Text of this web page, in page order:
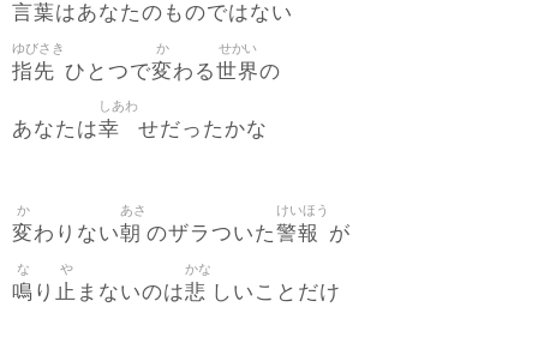
言葉はあなたのものではない
指先
ゆびさき
ひとつで変
か
わる世界
せかい
の
あなたは幸
しあわ
せだったかな
変
か
わりない朝
あさ
のザラついた警報
けいほう
が
鳴
な
り 止
や
まないのは悲
かな
しいことだけ